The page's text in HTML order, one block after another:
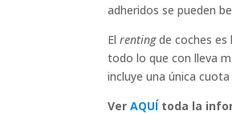
adheridos se pueden
Elrentingde coches es
todo lo que con lleva
incluye una única
VerAQUÍtoda la